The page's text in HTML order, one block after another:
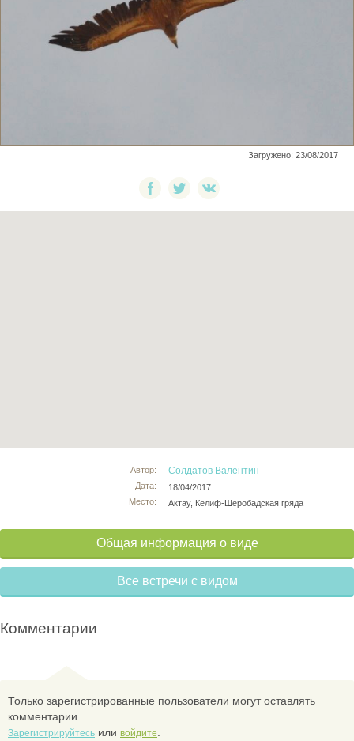
Загружено: 23/08/2017
Автор:
Дата:
Место:
Солдатов Валентин
18/04/2017
Актау, Келиф-Шеробадская гряда
Общая информация о виде
Все встречи с видом
Комментарии
Только зарегистрированные пользователи могут оставлять
комментарии.
Зарегистрируйтесь или войдите